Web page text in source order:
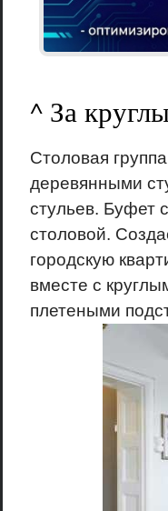
^ За
Столовая
деревянными
стульев. Буфет
столовой.
городскую
вместе с
плетеными